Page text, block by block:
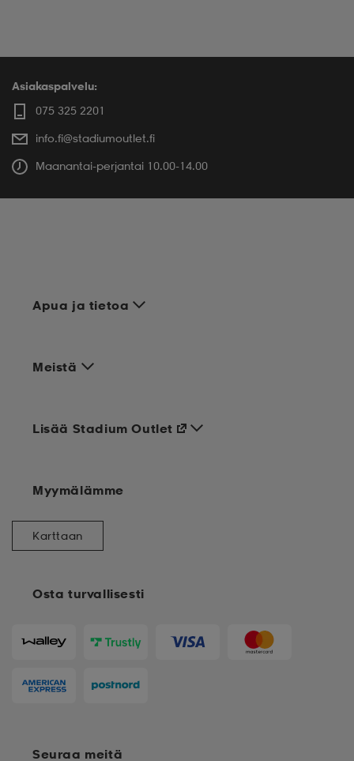
Asiakaspalvelu:
075 325 2201
info.fi@stadiumoutlet.fi
Maanantai-perjantai 10.00-14.00
Apua ja tietoa
Meistä
Osta turvallisesti
Lisää Stadium Outlet
Myymälämme
Karttaan
Seuraa meitä